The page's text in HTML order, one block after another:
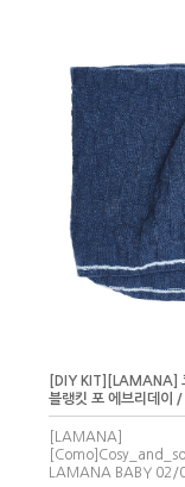
[DIY KIT][LAMANA]
블랭킷 포 에브리데이
[LAMANA]
LAMANA BABY 02/